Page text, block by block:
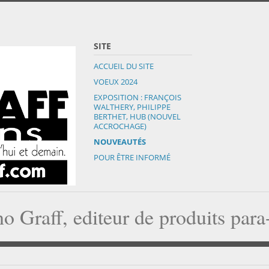
SITE
ACCUEIL DU SITE
VOEUX 2024
EXPOSITION : FRANÇOIS
WALTHERY, PHILIPPE
BERTHET, HUB (NOUVEL
ACCROCHAGE)
NOUVEAUTÉS
POUR ÊTRE INFORMÉ
Graff, editeur de produits